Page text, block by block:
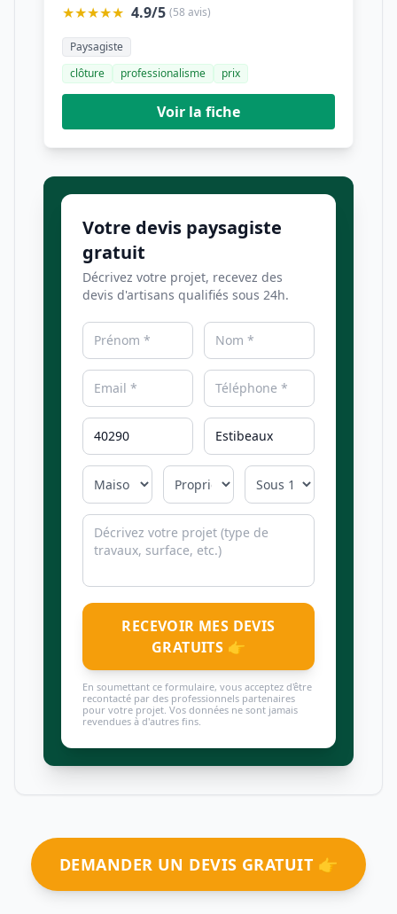
★★★★★ 4.9/5 (58 avis)
Paysagiste
clôture
professionalisme prix
Voir la fiche
Votre devis paysagiste
gratuit
Décrivez votre projet, recevez des
devis d'artisans qualifiés sous 24h.
RECEVOIR MES DEVIS
GRATUITS 👉
En soumettant ce formulaire, vous acceptez d'être
recontacté par des professionnels partenaires
pour votre projet. Vos données ne sont jamais
revendues à d'autres fins.
DEMANDER UN DEVIS GRATUIT 👉